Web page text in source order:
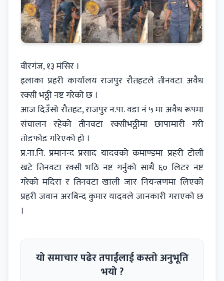
वीरगंज, १३ मंसिर ।
इलाका प्रहरी कार्यालय राजपुर रौतहटले तीनवटा अवैध
रक्सी भठ्ठी नष्ट गरेको छ ।
आज दिउँसो रौतहट, राजपुर न.पा. वडा नं ५ मा अवैध रूपमा
संचालन रहेको तीनवटा रक्सीभठ्ठीमा छापामारी गरी
तोडफोड गरिएको हो ।
प्र.ना.नि. प्रमानन्द प्रसाद यादवको कमाण्डमा प्रहरी टोली
खटे तिनवटा रक्सी भठि नष्ट गर्नुको साथै ६० लिटर नष्ट
गरेको मदिरा र तिनवटा खाली जार नियन्त्रणमा लिएको
प्रहरी जवान अरबिन्द कुमार यादवले जानकारी गराएको छ
।
यो समाचार पढेर तपाईंलाई कस्तो अनुभूति
भयो ?